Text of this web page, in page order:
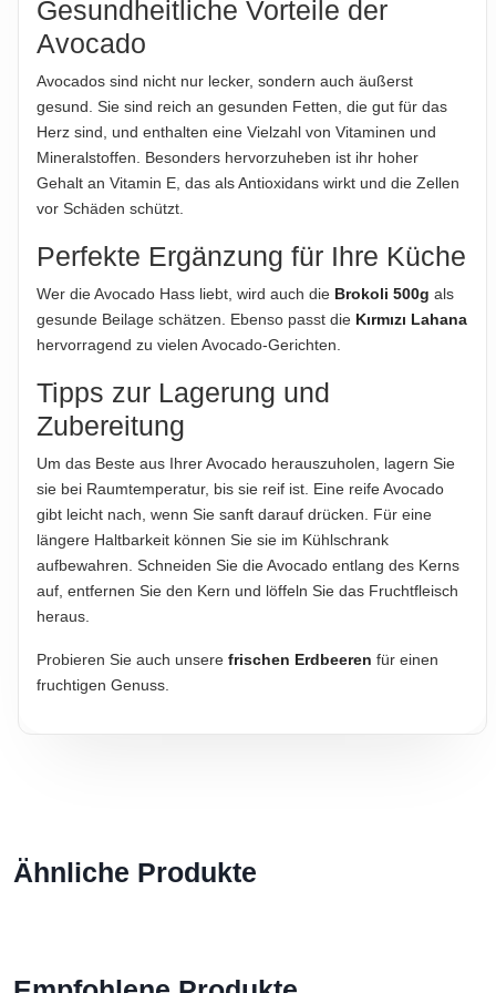
200g
Hinweis zur Haftung: Für die vorstehenden Angaben wird keine Haftung
übernommen. Bitte prüfen Sie die Angaben auf der jeweiligen
Produktverpackung; nur diese sind verbindlich.
Gesundheitliche Vorteile der
Avocado
Avocados sind nicht nur lecker, sondern auch äußerst
gesund. Sie sind reich an gesunden Fetten, die gut für das
Herz sind, und enthalten eine Vielzahl von Vitaminen und
Mineralstoffen. Besonders hervorzuheben ist ihr hoher
Gehalt an Vitamin E, das als Antioxidans wirkt und die Zellen
vor Schäden schützt.
Perfekte Ergänzung für Ihre Küche
Wer die Avocado Hass liebt, wird auch die Brokoli 500g als
gesunde Beilage schätzen. Ebenso passt die Kırmızı Lahana
hervorragend zu vielen Avocado-Gerichten.
Tipps zur Lagerung und
Zubereitung
Um das Beste aus Ihrer Avocado herauszuholen, lagern Sie
sie bei Raumtemperatur, bis sie reif ist. Eine reife Avocado
gibt leicht nach, wenn Sie sanft darauf drücken. Für eine
längere Haltbarkeit können Sie sie im Kühlschrank
aufbewahren. Schneiden Sie die Avocado entlang des Kerns
auf, entfernen Sie den Kern und löffeln Sie das Fruchtfleisch
heraus.
Probieren Sie auch unsere frischen Erdbeeren für einen
fruchtigen Genuss.
Ähnliche Produkte